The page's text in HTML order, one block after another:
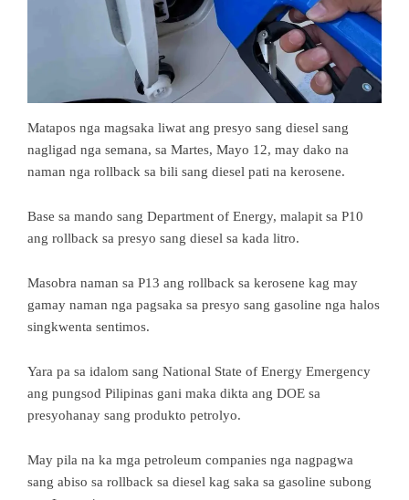
Matapos nga magsaka liwat ang presyo sang diesel sang
nagligad nga semana, sa Martes, Mayo 12, may dako na
naman nga rollback sa bili sang diesel pati na kerosene.
Base sa mando sang Department of Energy, malapit sa P10
ang rollback sa presyo sang diesel sa kada litro.
Masobra naman sa P13 ang rollback sa kerosene kag may
gamay naman nga pagsaka sa presyo sang gasoline nga halos
singkwenta sentimos.
Yara pa sa idalom sang National State of Energy Emergency
ang pungsod Pilipinas gani maka dikta ang DOE sa
presyohanay sang produkto petrolyo.
May pila na ka mga petroleum companies nga nagpagwa
sang abiso sa rollback sa diesel kag saka sa gasoline subong